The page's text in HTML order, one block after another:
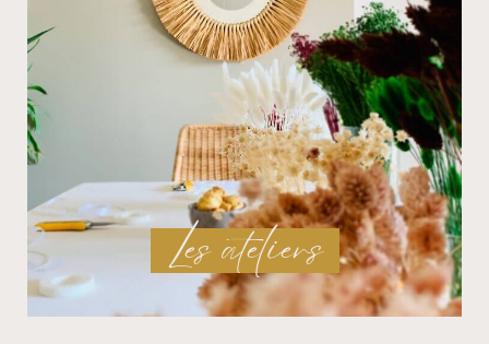
Les ateliers